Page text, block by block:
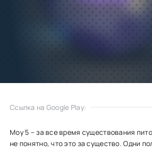
Ссылка на Google Play:
Moy 5 – за все время существования
не понятно, что это за существо. Одни